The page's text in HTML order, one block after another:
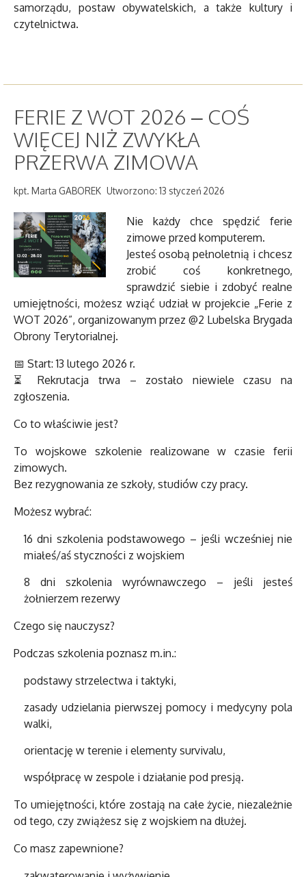
samorządu, postaw obywatelskich, a także kultury i
czytelnictwa.
FERIE Z WOT 2026 – COŚ
WIĘCEJ NIŻ ZWYKŁA
PRZERWA ZIMOWA
kpt. Marta GABOREK Utworzono: 13 styczeń 2026
Nie każdy chce spędzić ferie
zimowe przed komputerem.
Jesteś osobą pełnoletnią i chcesz
zrobić coś konkretnego,
sprawdzić siebie i zdobyć realne
umiejętności, możesz wziąć udział w projekcie „Ferie z
WOT 2026”, organizowanym przez @2 Lubelska Brygada
Obrony Terytorialnej.
📅 Start: 13 lutego 2026 r.
⏳ Rekrutacja trwa – zostało niewiele czasu na
zgłoszenia.
Co to właściwie jest?
To wojskowe szkolenie realizowane w czasie ferii
zimowych.
Bez rezygnowania ze szkoły, studiów czy pracy.
Możesz wybrać:
16 dni szkolenia podstawowego – jeśli wcześniej nie
miałeś/aś styczności z wojskiem
8 dni szkolenia wyrównawczego – jeśli jesteś
żołnierzem rezerwy
Czego się nauczysz?
Podczas szkolenia poznasz m.in.:
podstawy strzelectwa i taktyki,
zasady udzielania pierwszej pomocy i medycyny pola
walki,
orientację w terenie i elementy survivalu,
współpracę w zespole i działanie pod presją.
To umiejętności, które zostają na całe życie, niezależnie
od tego, czy zwiążesz się z wojskiem na dłużej.
Co masz zapewnione?